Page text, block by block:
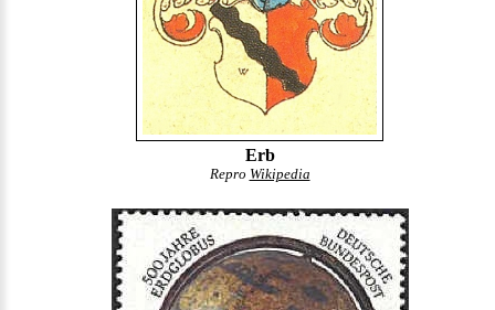
Erb
Repro Wikipedia